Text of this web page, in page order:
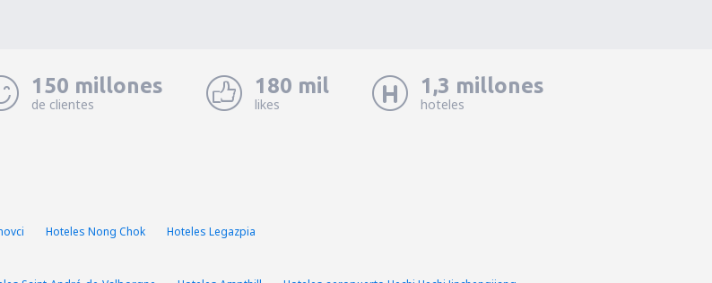
150 millones
de clientes
180 mil
likes
1,3 millones
hoteles
Hoteles Nong Chok
Hoteles Legazpia